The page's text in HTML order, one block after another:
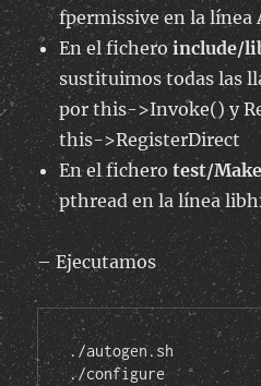
fpermissive en la línea
En el ficheroinclude/
sustituimos todas las
por this->Invoke() y
this->RegisterDirect
En el ficherotest/
pthread en la línea
– Ejecutamos
./autogen.sh
./configure